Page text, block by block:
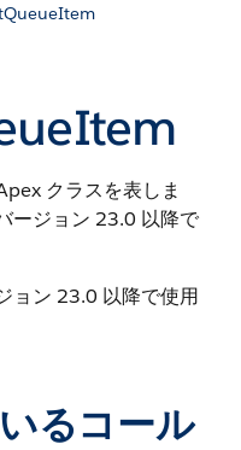
クラスを表しま
ージョン 23.0 以降で
ョン 23.0 以降で使用
るコール